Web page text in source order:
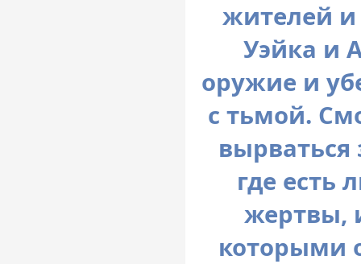
жителей
Уэйка и
оружие и
с тьмой.
где есть
жертвы,
которыми